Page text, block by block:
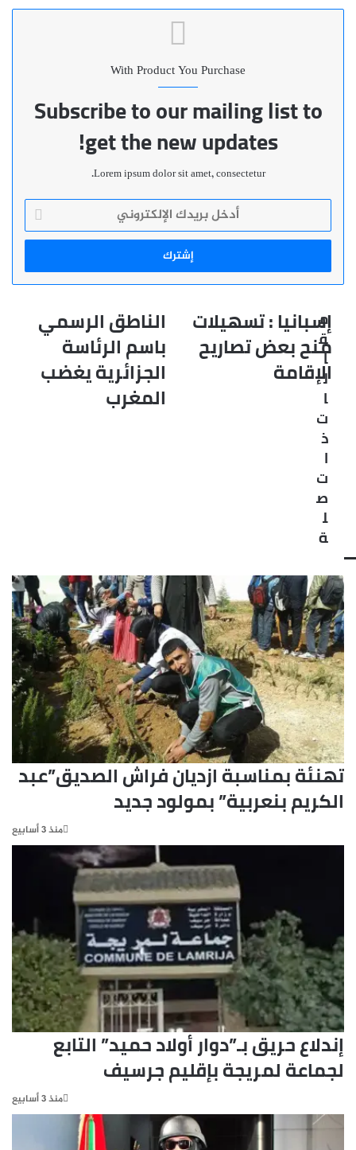
With Product You Purchase
Subscribe to our mailing list to
get the new updates!
Lorem ipsum dolor sit amet, consectetur.
أدخل
الإلكتروني
الناطق
الرسمي
باسم
الرئاسة
الجزائرية
يغضب
الناطق الرسمي
باسم الرئاسة
الجزائرية يغضب
المغرب
إسبانيا
:
تسهيلات
منح
بعض
تصاريح
الإقامة
إسبانيا : تسهيلات
منح بعض تصاريح
الإقامة
م
ق
ا
ل
ا
ت
ذ
ا
ت
ص
ل
ة
تهنئة بمناسبة ازديان فراش الصديق”عبد
الكريم بنعربية” بمولود جديد
منذ 3 أسابيع
إندلاع حريق بـ”دوار أولاد حميد” التابع
لجماعة لمريجة بإقليم جرسيف
منذ 3 أسابيع